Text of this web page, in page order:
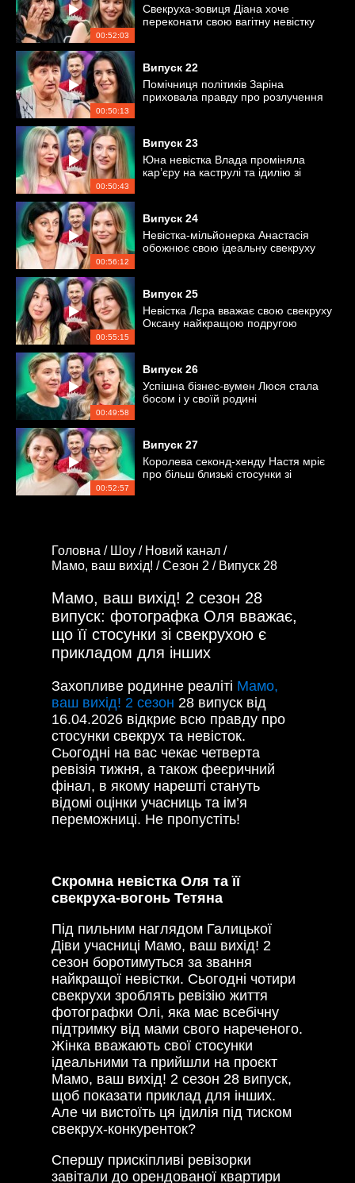
00:52:03
Свекруха-зовиця Діана хоче
переконати свою вагітну невістку
00:50:13
Випуск 22
Помічниця політиків Заріна
приховала правду про розлучення
00:50:43
Випуск 23
Юна невістка Влада проміняла
кар’єру на каструлі та ідилію зі
00:56:12
Випуск 24
Невістка-мільйонерка Анастасія
обожнює свою ідеальну свекруху
00:55:15
Випуск 25
Невістка Лєра вважає свою свекруху
Оксану найкращою подругою
00:49:58
Випуск 26
Успішна бізнес-вумен Люся стала
босом і у своїй родині
00:52:57
Випуск 27
Королева секонд-хенду Настя мріє
про більш близькі стосунки зі
Головна / Шоу / Новий канал /
Мамо, ваш вихід! /Сезон 2 / Випуск 28
Мамо, ваш вихід! 2 сезон 28
випуск: фотографка Оля вважає,
що її стосунки зі свекрухою є
прикладом для інших
Захопливе родинне реаліті Мамо,
ваш вихід! 2 сезон 28 випуск від
16.04.2026 відкриє всю правду про
стосунки свекрух та невісток.
Сьогодні на вас чекає четверта
ревізія тижня, а також феєричний
фінал, в якому нарешті стануть
відомі оцінки учасниць та ім’я
переможниці. Не пропустіть!
Скромна невістка Оля та її
свекруха-вогонь Тетяна
Під пильним наглядом Галицької
Діви учасниці Мамо, ваш вихід! 2
сезон боротимуться за звання
найкращої невістки. Сьогодні чотири
свекрухи зроблять ревізію життя
фотографки Олі, яка має всебічну
підтримку від мами свого нареченого.
Жінка вважають свої стосунки
ідеальними та прийшли на проєкт
Мамо, ваш вихід! 2 сезон 28 випуск,
щоб показати приклад для інших.
Але чи вистоїть ця ідилія під тиском
свекрух-конкуренток?
Спершу прискіпливі ревізорки
завітали до орендованої квартири